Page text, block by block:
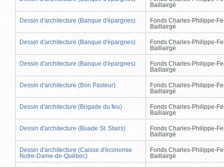
Baillairgé
Dessin d'architecture (Banque d'épargnes)
Fonds Charles-Philippe-
Baillairgé
Dessin d'architecture (Banque d'épargnes)
Fonds Charles-Philippe-
Baillairgé
Dessin d'architecture (Banque d'épargnes)
Fonds Charles-Philippe-
Baillairgé
Dessin d'architecture (Bon Pasteur)
Fonds Charles-Philippe-
Baillairgé
Dessin d'architecture (Brigade du feu)
Fonds Charles-Philippe-
Baillairgé
Dessin d'architecture (Buade St. Stairs)
Fonds Charles-Philippe-
Baillairgé
Dessin d'architecture (Caisse d'économie
Notre-Dame-de-Québec)
Fonds Charles-Philippe-
Baillairgé